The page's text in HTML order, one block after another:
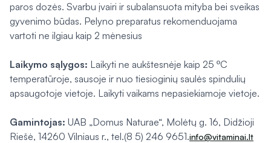
paros dozės. Svarbu įvairi ir subalansuota mityba bei sveikas
gyvenimo būdas. Pelyno preparatus rekomenduojama
vartoti ne ilgiau kaip 2 mėnesius
Laikymo sąlygos: Laikyti ne aukštesnėje kaip 25 ºC
temperatūroje, sausoje ir nuo tiesioginių saulės spindulių
apsaugotoje vietoje. Laikyti vaikams nepasiekiamoje vietoje.
Gamintojas: UAB „Domus Naturae“, Molėtų g. 16, Didžioji
Riešė, 14260 Vilniaus r., tel.(8 5) 246 9651.info@vitaminai.lt